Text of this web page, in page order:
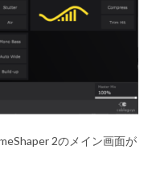
2のメイン画面が